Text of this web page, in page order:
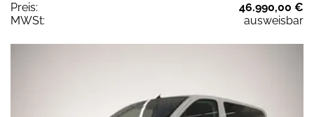
Preis:
46.990,00 €
MWSt:
ausweisbar